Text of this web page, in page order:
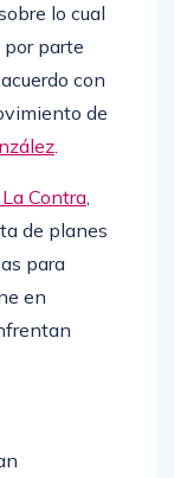
lo cual
parte
con
de
.
Contra,
de planes
para
en